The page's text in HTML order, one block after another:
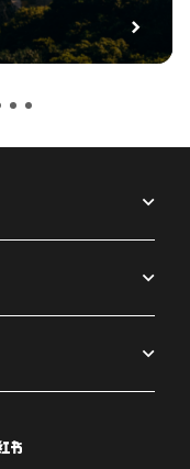
口
打开新窗口